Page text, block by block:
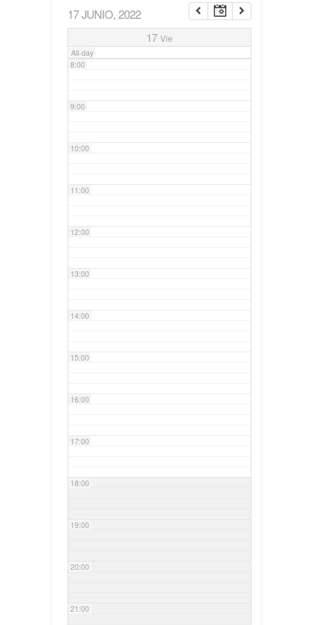
17 JUNIO, 2022
17 Vie
All-day
7:00
8:00
9:00
10:00
11:00
12:00
13:00
14:00
15:00
16:00
17:00
18:00
19:00
20:00
21:00